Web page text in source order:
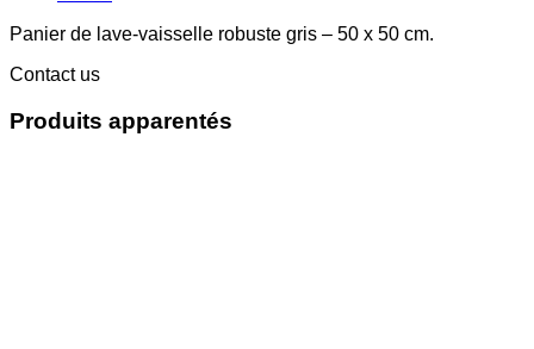
Panier de lave-vaisselle robuste gris – 50 x 50 cm.
Contact us
Produits apparentés